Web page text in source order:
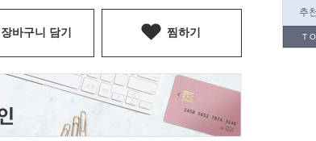
장바구니 담기 찜하기